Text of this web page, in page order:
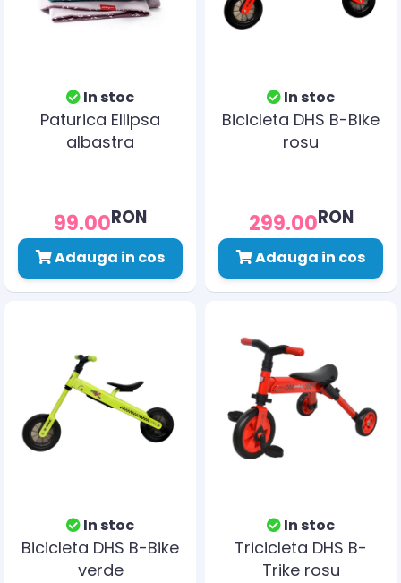
In stoc
Paturica Ellipsa
albastra
99.00RON
Adauga in cos
In stoc
Bicicleta DHS B-Bike
rosu
299.00RON
Adauga in cos
In stoc
Bicicleta DHS B-Bike
verde
In stoc
Tricicleta DHS B-
Trike rosu